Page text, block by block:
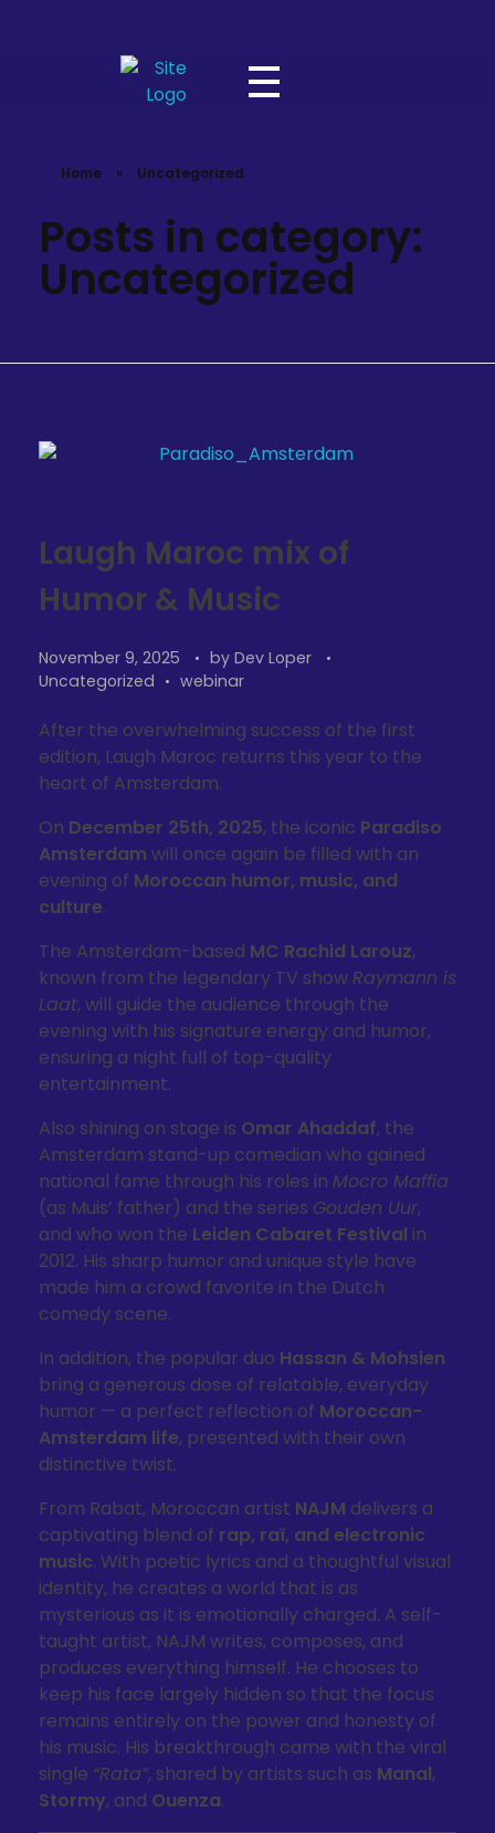
Home » Uncategorized
Posts in category:
Uncategorized
Laugh Maroc mix of
Humor & Music
November 9, 2025 by Dev Loper
Uncategorized
webinar
After the overwhelming success of the first
edition, Laugh Maroc returns this year to the
heart of Amsterdam.
On December 25th, 2025, the iconic Paradiso
Amsterdam will once again be filled with an
evening of Moroccan humor, music, and
culture.
The Amsterdam-based MC Rachid Larouz,
known from the legendary TV show Raymann is
Laat, will guide the audience through the
evening with his signature energy and humor,
ensuring a night full of top-quality
entertainment.
Also shining on stage is Omar Ahaddaf, the
Amsterdam stand-up comedian who gained
national fame through his roles in Mocro Maffia
(as Muis’ father) and the series Gouden Uur,
and who won the Leiden Cabaret Festival in
2012. His sharp humor and unique style have
made him a crowd favorite in the Dutch
comedy scene.
In addition, the popular duo Hassan & Mohsien
bring a generous dose of relatable, everyday
humor — a perfect reflection of Moroccan-
Amsterdam life, presented with their own
distinctive twist.
From Rabat, Moroccan artist NAJM delivers a
captivating blend of rap, raï, and electronic
music. With poetic lyrics and a thoughtful visual
identity, he creates a world that is as
mysterious as it is emotionally charged. A self-
taught artist, NAJM writes, composes, and
produces everything himself. He chooses to
keep his face largely hidden so that the focus
remains entirely on the power and honesty of
his music. His breakthrough came with the viral
single “Rata”, shared by artists such as Manal,
Stormy, and Ouenza.